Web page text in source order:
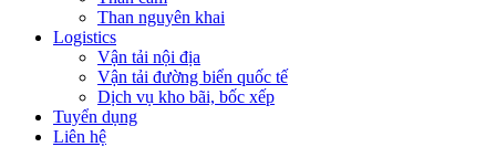
Than nguyên khai
Logistics
Vận tải nội địa
Vận tải đường biển quốc tế
Dịch vụ kho bãi, bốc xếp
Tuyển dụng
Liên hệ